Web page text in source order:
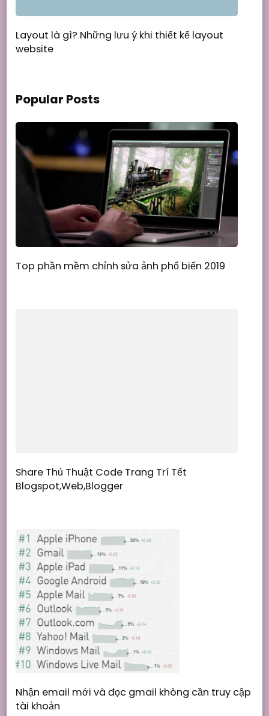
Layout là gì? Những lưu ý khi thiết kế layout
website
Popular Posts
Top phần mềm chỉnh sửa ảnh phổ biến 2019
Share Thủ Thuật Code Trang Trí Tết
Blogspot,Web,Blogger
Nhận email mới và đọc gmail không cần truy cập
tài khoản